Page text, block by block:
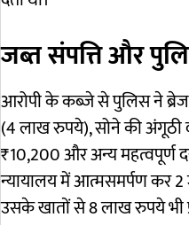
जब्त संपत्ति और
आरोपी के कब्जे से पुलिस ने
(4 लाख रुपये), सोने की
₹10,200 और अन्य महत्वपूर्ण
न्यायालय में आत्मसमर्पण कर 2
उसके खातों से 8 लाख रुपये भी